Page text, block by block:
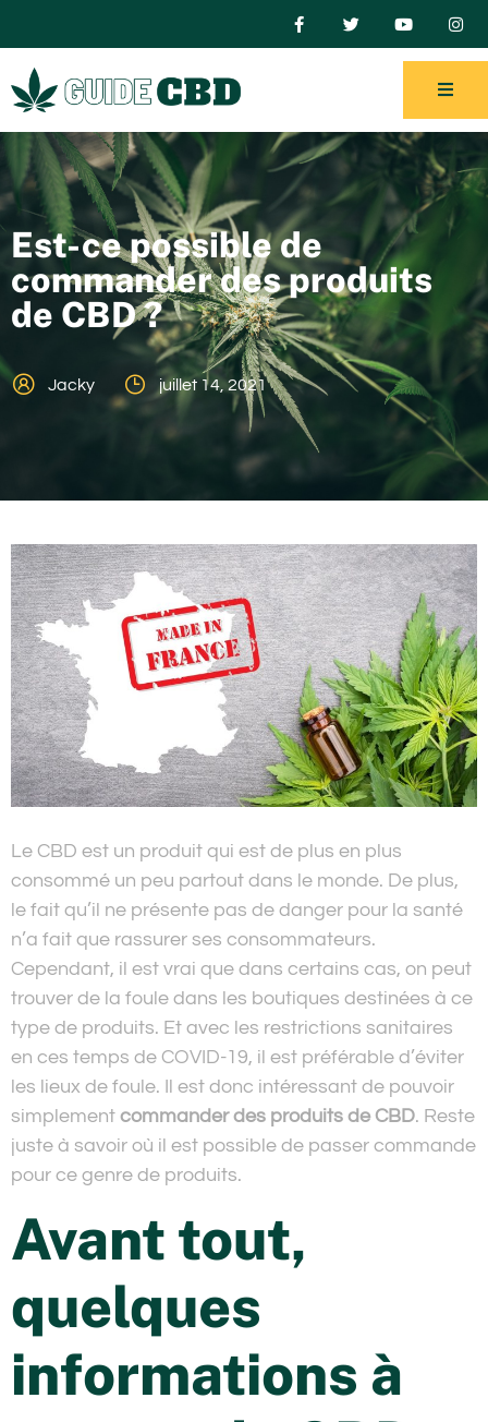
Est-ce possible de
commander des produits
de CBD ?
Jacky juillet 14, 2021
Le CBD est un produit qui est de plus en plus
consommé un peu partout dans le monde. De plus,
le fait qu’il ne présente pas de danger pour la santé
n’a fait que rassurer ses consommateurs.
Cependant, il est vrai que dans certains cas, on peut
trouver de la foule dans les boutiques destinées à ce
type de produits. Et avec les restrictions sanitaires
en ces temps de COVID-19, il est préférable d’éviter
les lieux de foule. Il est donc intéressant de pouvoir
simplement commander des produits de CBD. Reste
juste à savoir où il est possible de passer commande
pour ce genre de produits.
Avant tout,
quelques
informations à